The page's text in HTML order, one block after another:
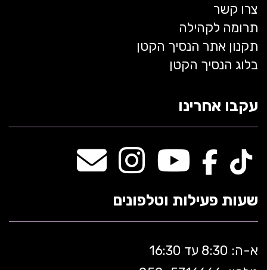
צרו קשר
תרומה לקהילה
תקנון אתר הנסיך הקטן
בלוג הנסיך הקטן
עקבו אחרינו
שעות פעילות וטלפונים
א-ה: 8:30 עד 16:30